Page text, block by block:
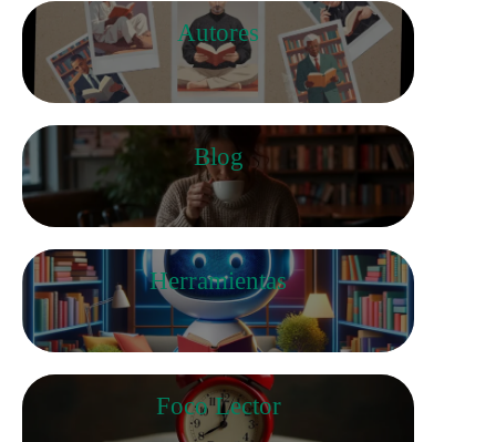
Autores
Blog
Herramientas
Foco Lector